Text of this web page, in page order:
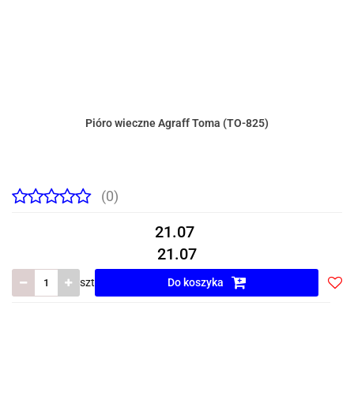
Pióro wieczne Agraff Toma (TO-825)
(0)
21.07
21.07
szt Do koszyka